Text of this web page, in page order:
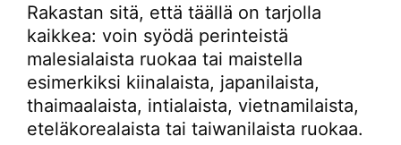
Rakastan sitä, että täällä on tarjolla
kaikkea: voin syödä perinteistä
malesialaista ruokaa tai maistella
esimerkiksi kiinalaista, japanilaista,
thaimaalaista, intialaista, vietnamilaista,
eteläkorealaista tai taiwanilaista ruokaa.